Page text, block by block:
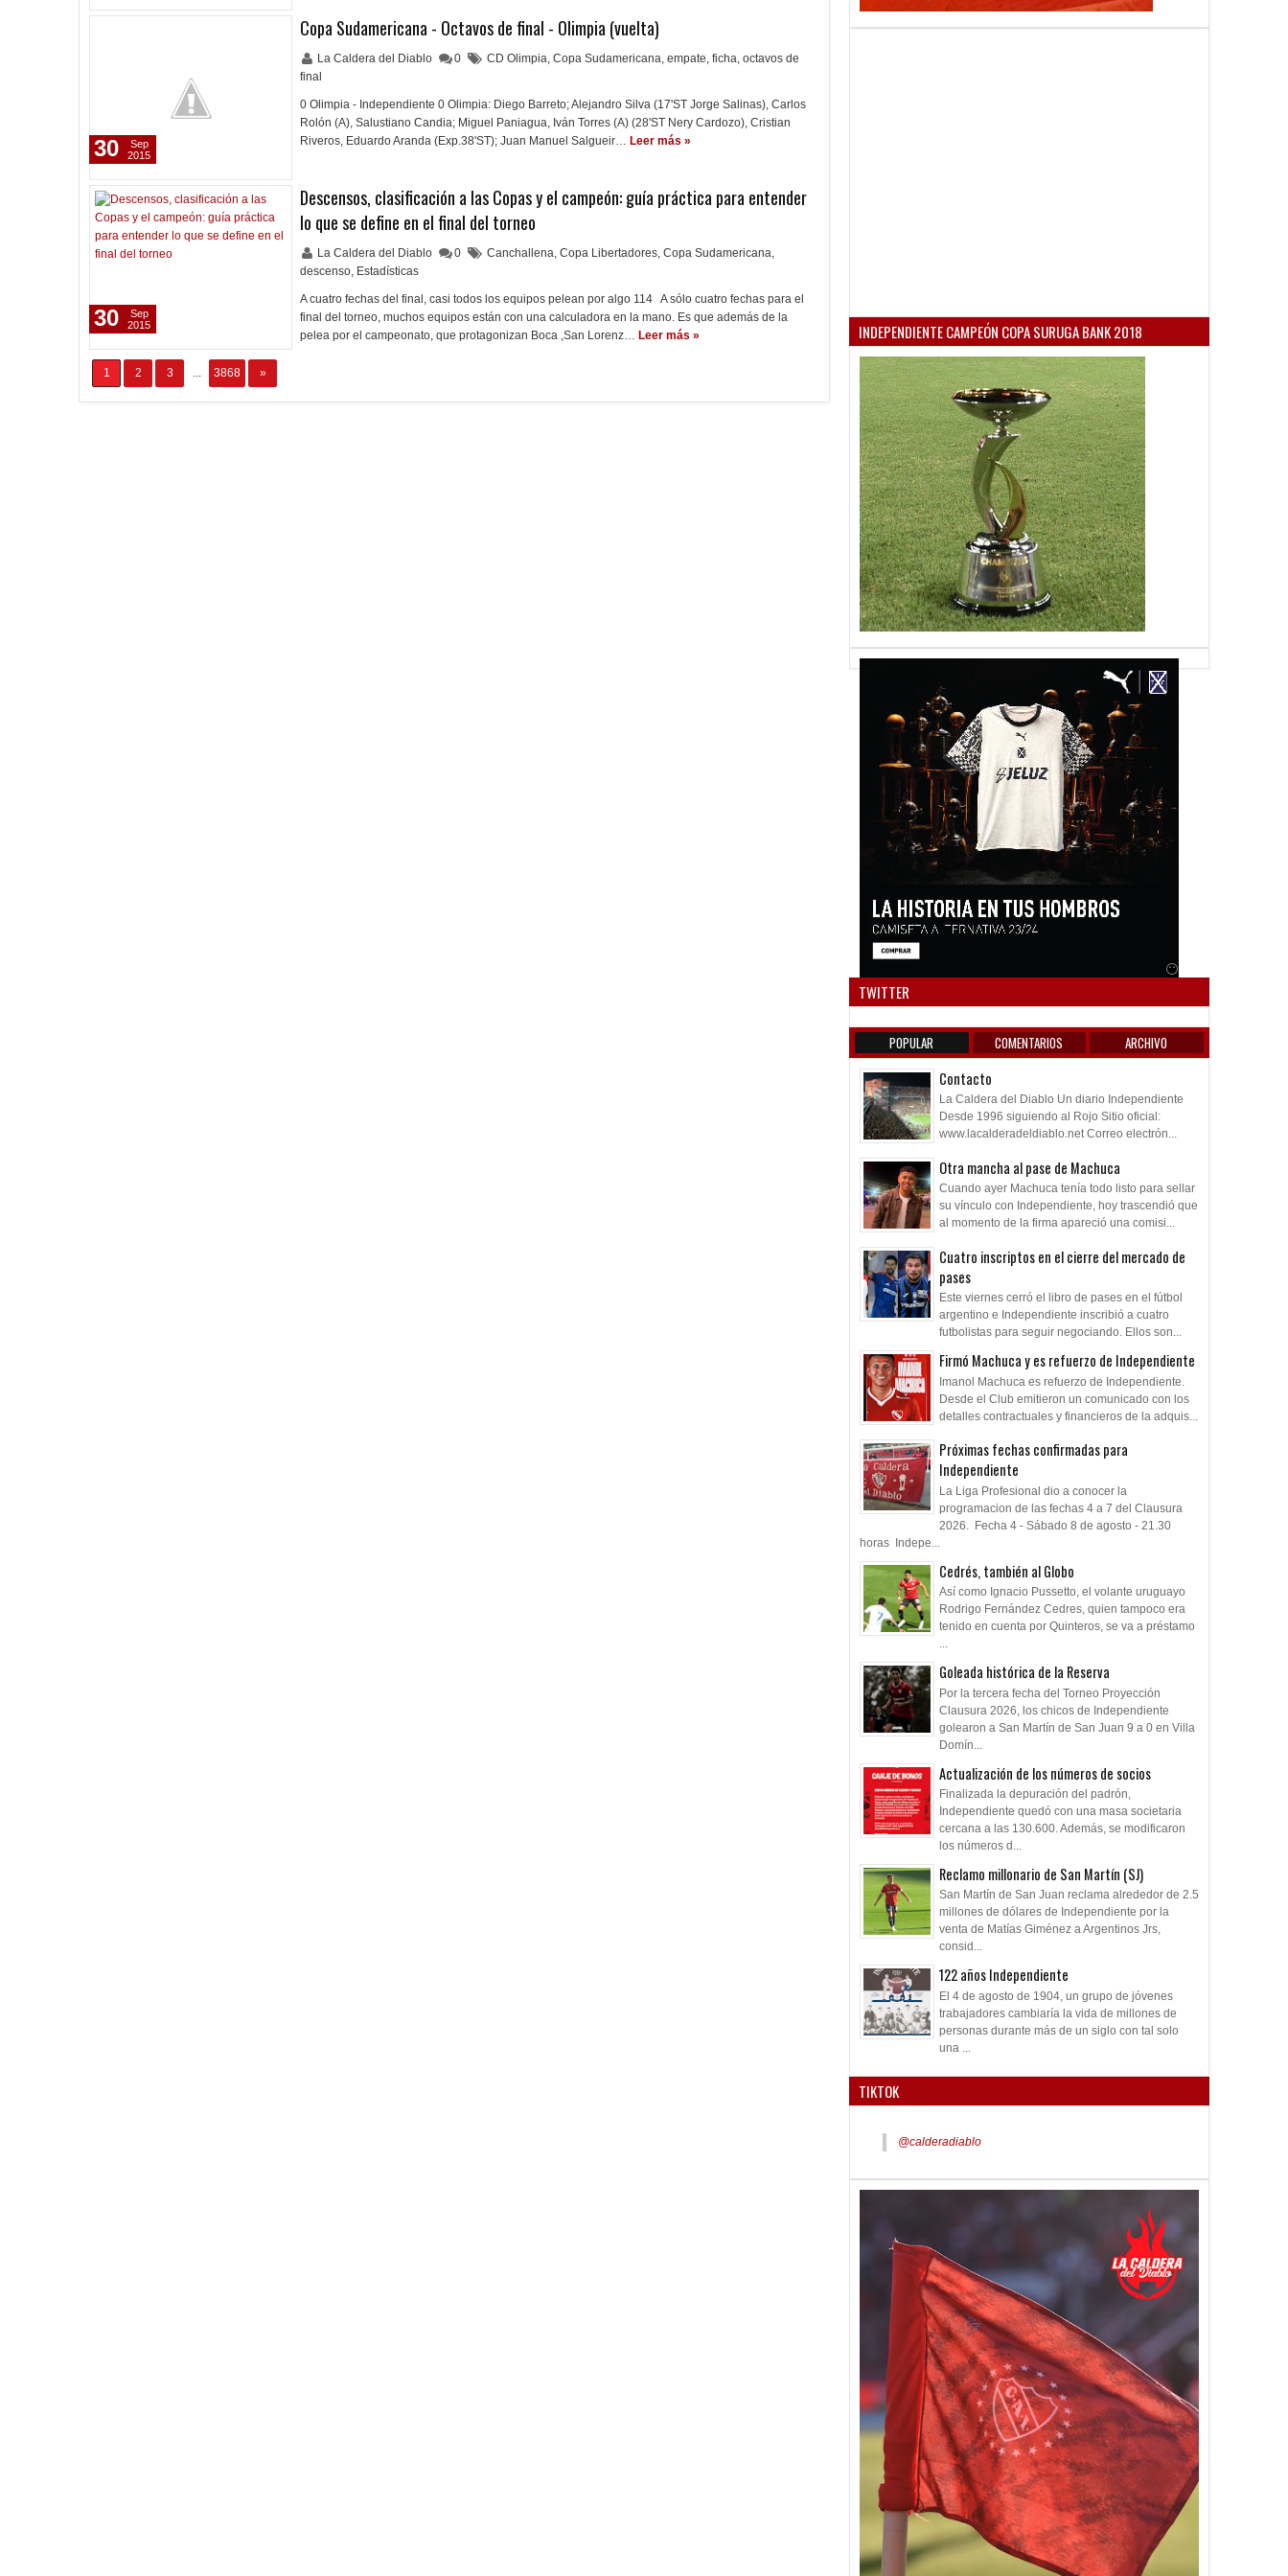
Copa Sudamericana - Octavos de final - Olimpia (vuelta)
La Caldera del Diablo 0 CD Olimpia, Copa Sudamericana, empate, ficha, octavos de
final
0 Olimpia - Independiente 0 Olimpia: Diego Barreto; Alejandro Silva (17'ST Jorge Salinas), Carlos
Rolón (A), Salustiano Candia; Miguel Paniagua, Iván Torres (A) (28'ST Nery Cardozo), Cristian
Riveros, Eduardo Aranda (Exp.38'ST); Juan Manuel Salgueir… Leer más »
30
Sep
2015
Descensos, clasificación a las Copas y el campeón: guía práctica para entender
lo que se define en el final del torneo
La Caldera del Diablo 0 Canchallena, Copa Libertadores, Copa Sudamericana,
descenso, Estadísticas
A cuatro fechas del final, casi todos los equipos pelean por algo 114 A sólo cuatro fechas para el
final del torneo, muchos equipos están con una calculadora en la mano. Es que además de la
pelea por el campeonato, que protagonizan Boca ,San Lorenz… Leer más »
30
Sep
2015
1 2 3 ... 3868 »
INDEPENDIENTE CAMPEÓN COPA SURUGA BANK 2018
TWITTER
POPULAR COMENTARIOS ARCHIVO
Contacto
La Caldera del Diablo Un diario Independiente
Desde 1996 siguiendo al Rojo Sitio oficial:
www.lacalderadeldiablo.net Correo electrón...
Otra mancha al pase de Machuca
Cuando ayer Machuca tenía todo listo para sellar
su vínculo con Independiente, hoy trascendió que
al momento de la firma apareció una comisi...
Cuatro inscriptos en el cierre del mercado de
pases
Este viernes cerró el libro de pases en el fútbol
argentino e Independiente inscribió a cuatro
futbolistas para seguir negociando. Ellos son...
Firmó Machuca y es refuerzo de Independiente
Imanol Machuca es refuerzo de Independiente.
Desde el Club emitieron un comunicado con los
detalles contractuales y financieros de la adquis...
Próximas fechas confirmadas para
Independiente
La Liga Profesional dio a conocer la
programacion de las fechas 4 a 7 del Clausura
2026. Fecha 4 - Sábado 8 de agosto - 21.30
horas Indepe...
Cedrés, también al Globo
Así como Ignacio Pussetto, el volante uruguayo
Rodrigo Fernández Cedres, quien tampoco era
tenido en cuenta por Quinteros, se va a préstamo
...
Goleada histórica de la Reserva
Por la tercera fecha del Torneo Proyección
Clausura 2026, los chicos de Independiente
golearon a San Martín de San Juan 9 a 0 en Villa
Domín...
Actualización de los números de socios
Finalizada la depuración del padrón,
Independiente quedó con una masa societaria
cercana a las 130.600. Además, se modificaron
los números d...
Reclamo millonario de San Martín (SJ)
San Martín de San Juan reclama alrededor de 2.5
millones de dólares de Independiente por la
venta de Matías Giménez a Argentinos Jrs,
consid...
122 años Independiente
El 4 de agosto de 1904, un grupo de jóvenes
trabajadores cambiaría la vida de millones de
personas durante más de un siglo con tal solo
una ...
TIKTOK
@calderadiablo